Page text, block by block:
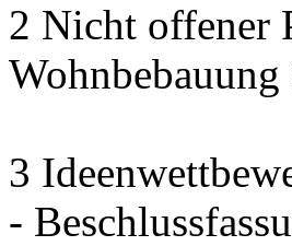
2 Nicht offener
3
-